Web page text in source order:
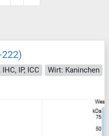
IHC, IP, ICC
Wirt: Kaninchen